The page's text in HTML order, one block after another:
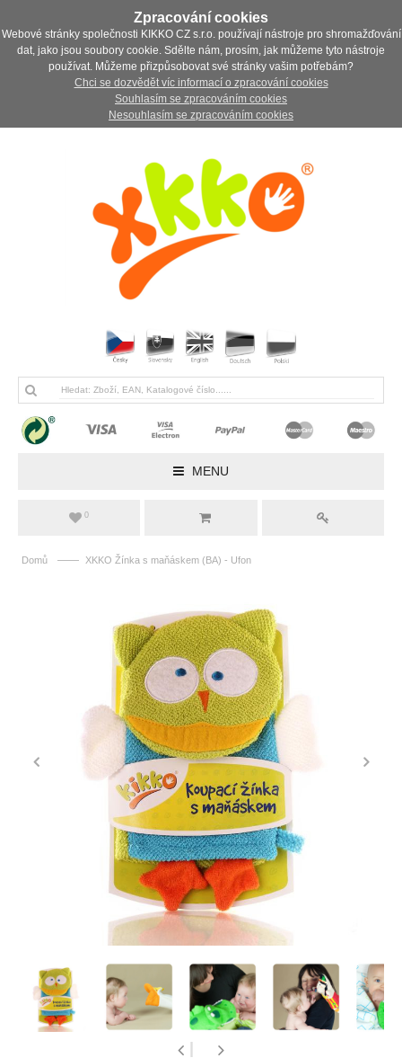
Zpracování cookies
Webové stránky společnosti KIKKO CZ s.r.o. používají nástroje pro shromažďování
dat, jako jsou soubory cookie. Sdělte nám, prosím, jak můžeme tyto nástroje
používat. Můžeme přizpůsobovat své stránky vašim potřebám?
Chci se dozvědět víc informací o zpracování cookies
Souhlasím se zpracováním cookies
Nesouhlasím se zpracováním cookies
MENU
0
Domů —— XKKO Žínka s maňáskem (BA) - Ufon